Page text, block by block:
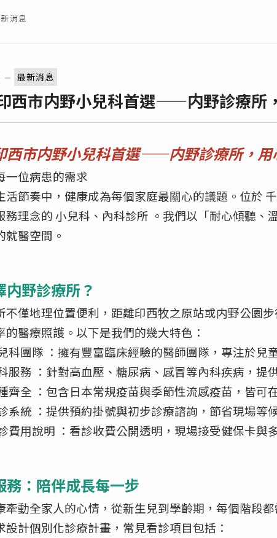
消息
最新消息
印西市内野小兒科首選——内野診療所
西市内野小兒科首選——内野診療所，用
一位病患的需求
活節奏中，健康成為每個家庭最關心的議題。位於
務理念的 小兒科、內科診所 。我們以「耐心傾聽
就醫空間。
内野診療所？
不僅地理位置便利，距離印西牧之原站或内野公園
的醫療照護。以下是我們的幾大特色：
科團隊 ：擁有豐富臨床經驗的醫師團隊，專注於兒
服務 ：針對高血壓、糖尿病、感冒等內科疾病，提
齊全 ：包含日本常規疫苗與季節性流感疫苗，皆可
系統 ：提供預約掛號與初步診療諮詢，節省現場等
費用說明 ：看診收費公開透明，現場接受健保卡與
務：陪伴成長每一步
牽動全家人的心情，從新生兒到學齡期，每個階段
設計個別化診療計畫，常見看診項目包括：